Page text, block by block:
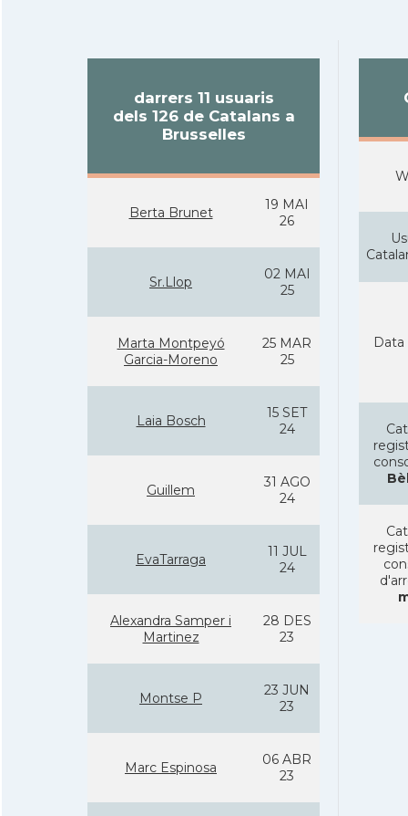
darrers 11 usuaris
dels 126 de Catalans a
Brusselles
Berta Brunet
19 MAI
26
Sr.Llop
02 MAI
25
Marta Montpeyó
Garcia-Moreno
25 MAR
25
Laia Bosch
15 SET
24
Guillem
31 AGO
24
EvaTarraga
11 JUL
24
Alexandra Samper i
Martinez
28 DES
23
Montse P
23 JUN
23
Marc Espinosa
06 ABR
23
Data